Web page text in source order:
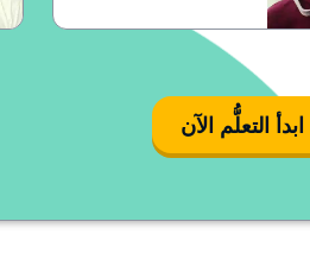
ابدأ التعلُّم الآن